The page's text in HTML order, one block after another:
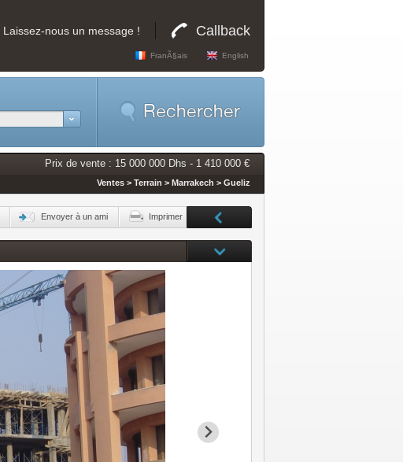
Laissez-nous un message ! Callback
FranÃ§ais English
Prix de vente : 15 000 000 Dhs - 1 410 000 €
Ventes > Terrain > Marrakech > Gueliz
Envoyer à un ami Imprimer